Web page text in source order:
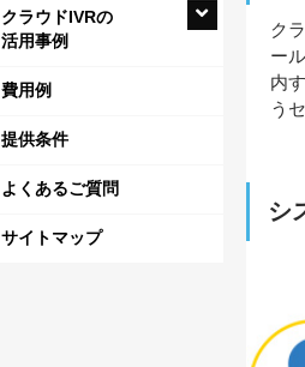
ク
ー
内
う
シ
クラウドIVRの
活用事例
費用例
提供条件
よくあるご質問
サイトマップ